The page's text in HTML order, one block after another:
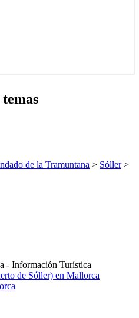
de la Tramuntana > Sóller>
- Información Turística
de Sóller) en Mallorca